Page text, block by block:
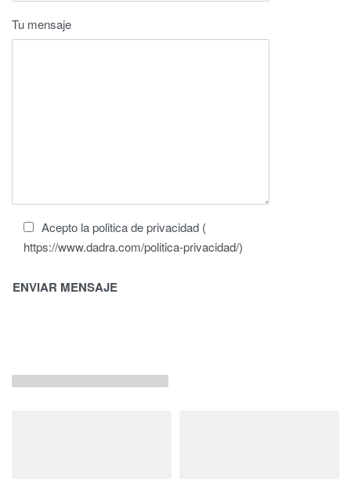
Tu mensaje
Acepto la politica de privacidad (
https://www.dadra.com/politica-privacidad/)